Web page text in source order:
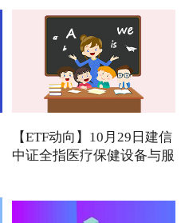
【ETF动向】10月29日建信
中证全指医疗保健设备与服